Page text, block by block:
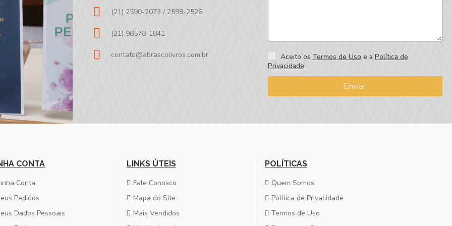
(21) 2590-2073 / 2598-2526
(21) 98578-1841
contato@abrascolivros.com.br Aceito os Termos de Uso e a Política de
Privacidade.
Enviar
CONTA
Conta
Pedidos
Dados Pessoais
LINKS ÚTEIS
Fale Conosco
Mapa do Site
Mais Vendidos
POLÍTICAS
Quem Somos
Política de Privacidade
Termos de Uso